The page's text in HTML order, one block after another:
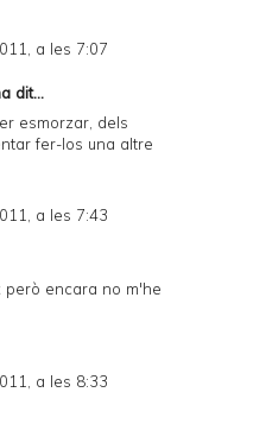
a les 7:07
dit...
esmorzar, dels
fer-los una altre
a les 7:43
però encara no m'he
a les 8:33